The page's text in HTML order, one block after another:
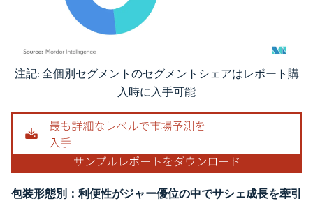
画像 © Mordor Intelligence。再利用にはCC BY 4.0の表示が必要です。
注記: 全個別セグメントのセグメントシェアはレポート購
入時に入手可能
包装形態別：利便性がジャー優位の中でサシェ成長を牽引